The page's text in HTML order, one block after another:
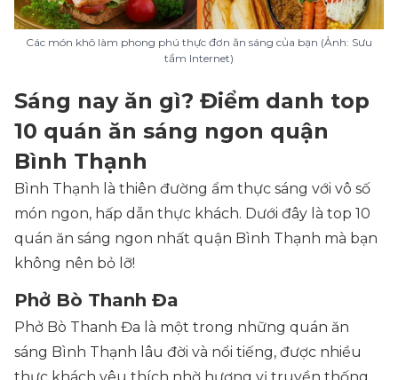
Các món khô làm phong phú thực đơn ăn sáng của bạn (Ảnh: Sưu
tầm Internet)
Sáng nay ăn gì? Điểm danh top
10 quán ăn sáng ngon quận
Bình Thạnh
Bình Thạnh là thiên đường ẩm thực sáng với vô số
món ngon, hấp dẫn thực khách. Dưới đây là top 10
quán ăn sáng ngon nhất quận Bình Thạnh mà bạn
không nên bỏ lỡ!
Phở Bò Thanh Đa
Phở Bò Thanh Đa là một trong những quán ăn
sáng Bình Thạnh lâu đời và nổi tiếng, được nhiều